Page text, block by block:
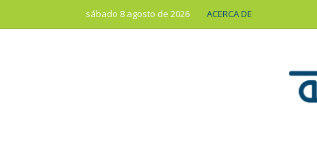
sábado 8 agosto de 2026 ACERCA DE